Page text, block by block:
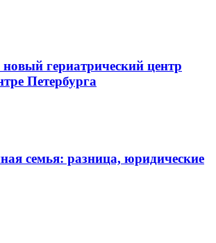
гериатрический центр
Петербурга
семья: разница, юридические